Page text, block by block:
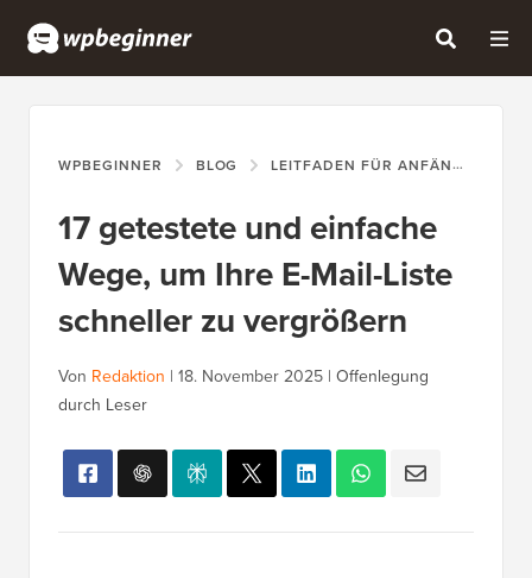
WPBEGINNER BLOG LEITFADEN FÜR ANFÄNGER
17 getestete und einfache
Wege, um Ihre E-Mail-Liste
schneller zu vergrößern
Von Redaktion | 18. November 2025 | Offenlegung
durch Leser